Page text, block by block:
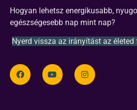
Hogyan lehetsz energikusabb,
egészségesebb nap mint nap?
Nyerd vissza az irányítást az életed